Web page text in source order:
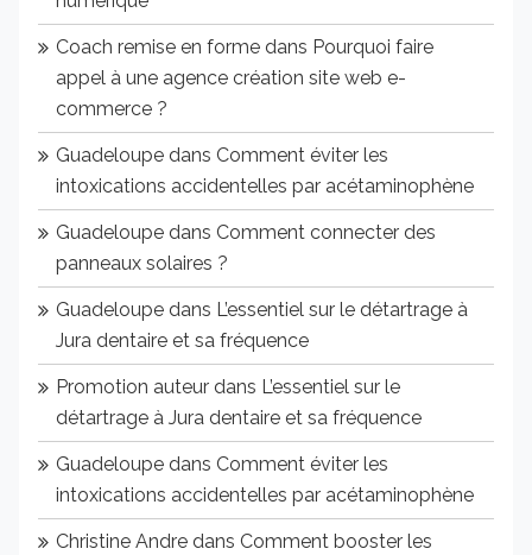
Coach remise en forme dans Pourquoi faire
appel à une agence création site web e-
commerce ?
Guadeloupe dans Comment éviter les
intoxications accidentelles par acétaminophène
Guadeloupe dans Comment connecter des
panneaux solaires ?
Guadeloupe dans L’essentiel sur le détartrage à
Jura dentaire et sa fréquence
Promotion auteur dans L’essentiel sur le
détartrage à Jura dentaire et sa fréquence
Guadeloupe dans Comment éviter les
intoxications accidentelles par acétaminophène
Christine Andre dans Comment booster les